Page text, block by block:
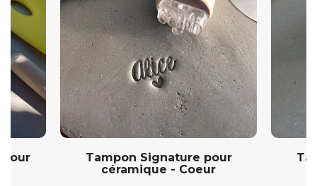
Tampon Signature pour
céramique - Coeur